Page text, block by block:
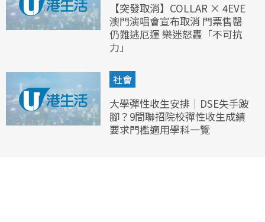
【突發取消】COLLAR × 4EVE
澳門演唱會宣布取消 門票售罄
仍難逃厄運 樂迷怒轟「不可抗
力」
社會
大學彈性收生安排｜DSE失手跛
腳？9間聯招院校彈性收生成績
要求門檻適用學科一覽